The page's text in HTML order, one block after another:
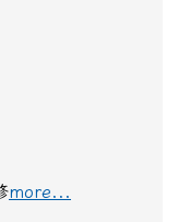
more...